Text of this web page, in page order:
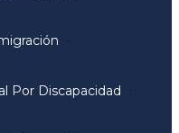
Por Discapacidad